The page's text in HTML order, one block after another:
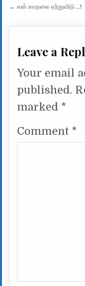
Post
← என் காதலை ஏற்றுவிடு …!
Leave a
Your email
published.
marked *
Comment *